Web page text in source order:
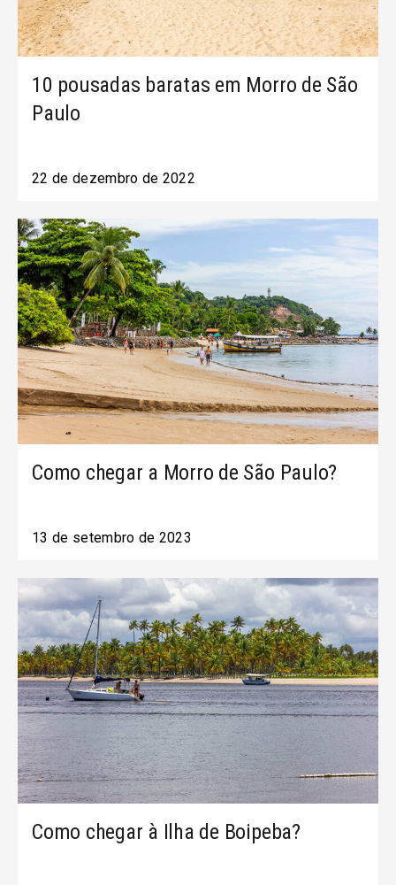
10 pousadas baratas em Morro de São
Paulo
22 de dezembro de 2022
Como chegar a Morro de São Paulo?
13 de setembro de 2023
Como chegar à Ilha de Boipeba?